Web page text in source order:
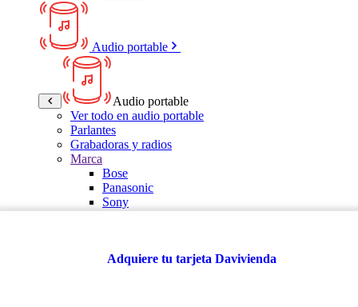
Audio portable
Audio portable
Ver todo en audio portable
Parlantes
Grabadoras y radios
Marca
Bose
Panasonic
Sony
Multitech
Adquiere tu tarjeta Davivienda